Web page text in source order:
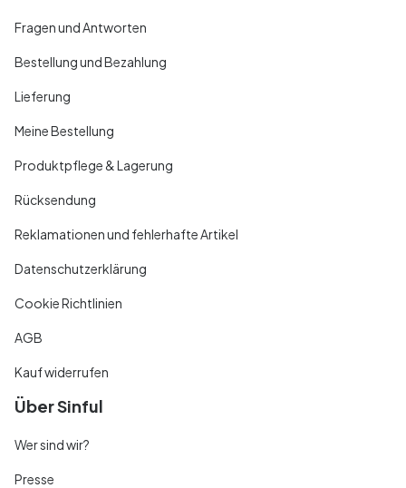
Fragen und Antworten
Bestellung und Bezahlung
Lieferung
Meine Bestellung
Produktpflege & Lagerung
Rücksendung
Reklamationen und fehlerhafte Artikel
Datenschutzerklärung
Cookie Richtlinien
AGB
Kauf widerrufen
Über Sinful
Wer sind wir?
Presse